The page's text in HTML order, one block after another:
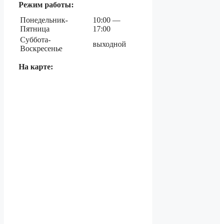
Режим работы:
Понедельник-
Пятница
10:00 —
17:00
Суббота-
Воскресенье
выходной
На карте: